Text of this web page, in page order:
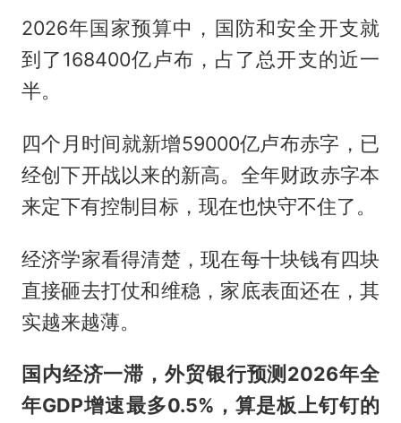
2026年国家预算中，国防和安全开支就
到了168400亿卢布，占了总开支的近一
半。
四个月时间就新增59000亿卢布赤字，已
经创下开战以来的新高。全年财政赤字本
来定下有控制目标，现在也快守不住了。
经济学家看得清楚，现在每十块钱有四块
直接砸去打仗和维稳，家底表面还在，其
实越来越薄。
国内经济一滞，外贸银行预测2026年全
年GDP增速最多0.5%，算是板上钉钉的